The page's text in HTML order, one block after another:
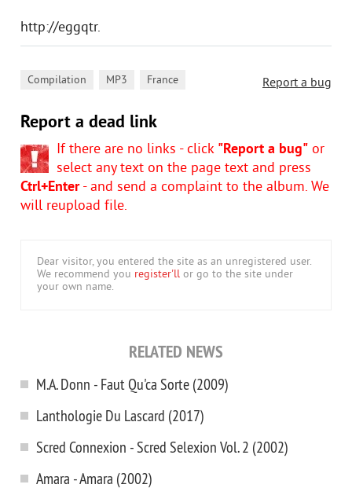
http://eggqtr.
Report a bug
Compilation MP3 France
Report a dead link
If there are no links - click "Report a bug" or
select any text on the page text and press
Ctrl+Enter- and send a complaint to the album. We
will reupload file.
Dear visitor, you entered the site as an unregistered user.
We recommend you register'll or go to the site under
your own name.
RELATED NEWS
M.A. Donn - Faut Qu'ca Sorte (2009)
Lanthologie Du Lascard (2017)
Scred Connexion - Scred Selexion Vol. 2 (2002)
Amara - Amara (2002)